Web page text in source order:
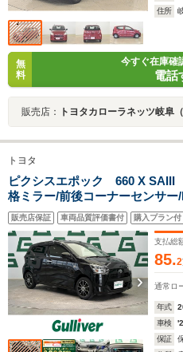
住所
無
料
今すぐ在庫確
電話
販売店： トヨタカローラネッツ岐阜
トヨタ
ピクシスエポック 660 X SAIII
格ミラー/前後コーナーセンサ
マチックハイビーム/ヘッドライ
ングストップ/Bluetooth/AUX/
販売店保証 車両品質評価書付 購入プラン付
支払総
85.2
通常ロ
年式
車検
保証